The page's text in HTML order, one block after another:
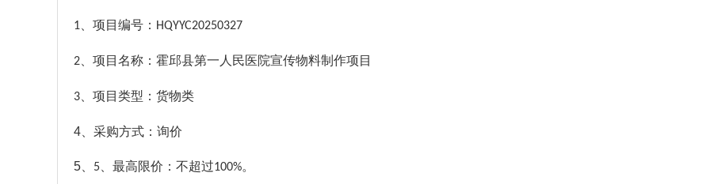
1 、项目编号： HQYYC20250327
2 、项目名称：霍邱县第一人民医院宣传物料制作项目
3 、项目类型：货物类
4、 采购方式：询价
5、 5 、最高限价：不超过100%。